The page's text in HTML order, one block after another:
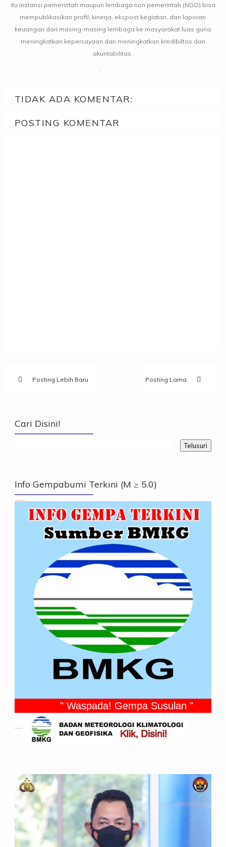
itu instansi pemerintah maupun lembaga non pemerintah (NGO) bisa
mempublikasikan profil, kinerja, ekspost kegiatan, dan laporan
keuangan dari masing-masing lembaga ke masyarakat luas guna
meningkatkan kepercayaan dan meningkatkan kredibiltas dan
akuntabilitas.
TIDAK ADA KOMENTAR:
POSTING KOMENTAR
Posting Lebih Baru Posting Lama
Cari Disini!
Info Gempabumi Terkini (M ≥ 5.0)
" Waspada! Gempa Susulan "